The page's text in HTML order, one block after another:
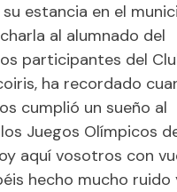
estancia en el
al alumnado del
participantes del
ha recordado
cumplió un sueño al
Juegos Olímpicos
aquí vosotros con
hecho mucho ruido